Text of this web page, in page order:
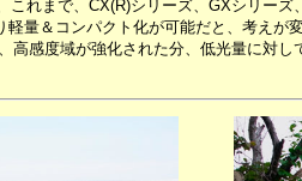
れまで、CX(R)シリーズ、GXシリー
量＆コンパクト化が可能だと、考えが
感度域が強化された分、低光量に対し